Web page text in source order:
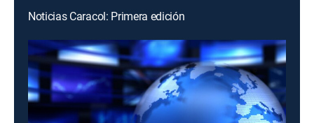
Noticias Caracol: Primera edición